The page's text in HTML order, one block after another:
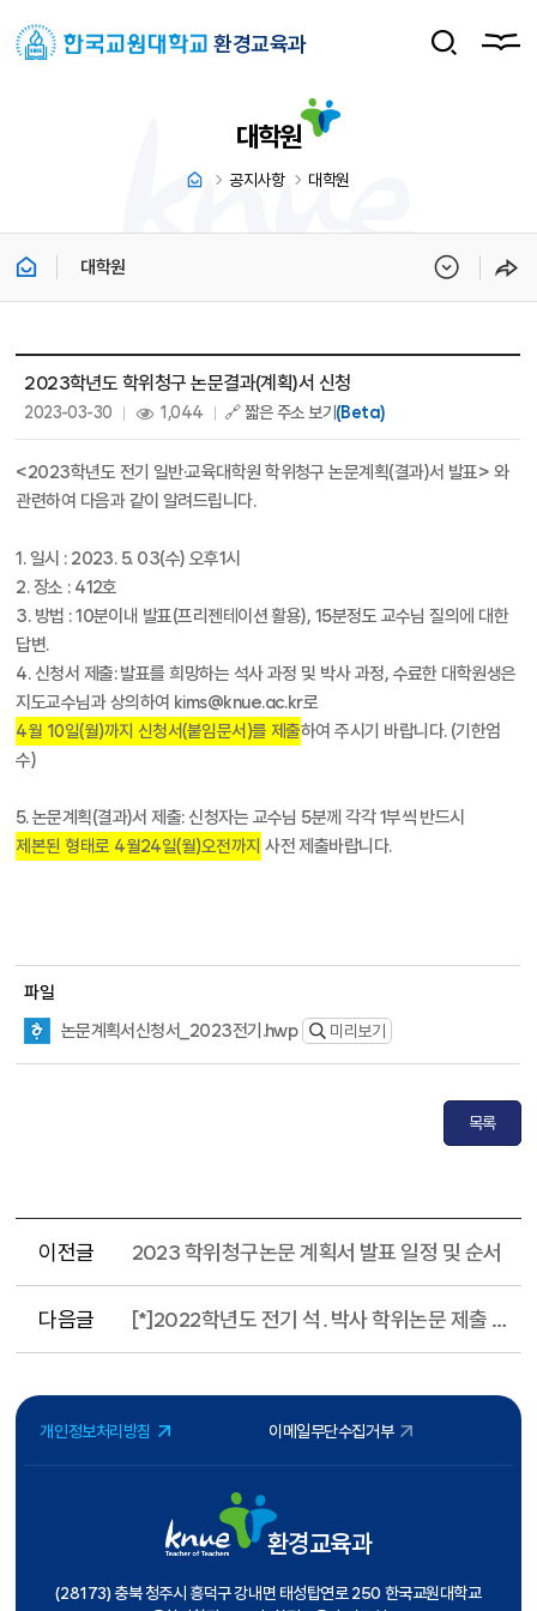
환경교육과
대학원
공지사항 대학원
대학원
2023학년도 학위청구 논문결과(계획)서 신청
2023-03-30 1,044 🔗 짧은 주소 보기(Beta)
<2023학년도 전기 일반·교육대학원 학위청구 논문계획(결과)서 발표> 와
관련하여 다음과 같이 알려드립니다.
1. 일시 : 2023. 5. 03(수) 오후1시
2. 장소 : 412호
3. 방법 : 10분이내 발표(프리젠테이션 활용), 15분정도 교수님 질의에 대한
답변.
4. 신청서 제출: 발표를 희망하는 석사 과정 및 박사 과정, 수료한 대학원생은
지도교수님과 상의하여 kims@knue.ac.kr로
4월 10일(월)까지 신청서(붙임문서)를 제출하여 주시기 바랍니다. (기한엄
수)
5. 논문계획(결과)서 제출: 신청자는 교수님 5분께 각각 1부씩 반드시
제본된 형태로 4월24일(월)오전까지 사전 제출바랍니다.
파일
논문계획서신청서_2023전기.hwp
미리보기
목록
이전글 2023 학위청구논문 계획서 발표 일정 및 순서
다음글 [*]2022학년도 전기 석․박사 학위논문 제출 안내
개인정보처리방침 이메일무단수집거부
환경교육과
(28173) 충북 청주시 흥덕구 강내면 태성탑연로 250 한국교원대학교